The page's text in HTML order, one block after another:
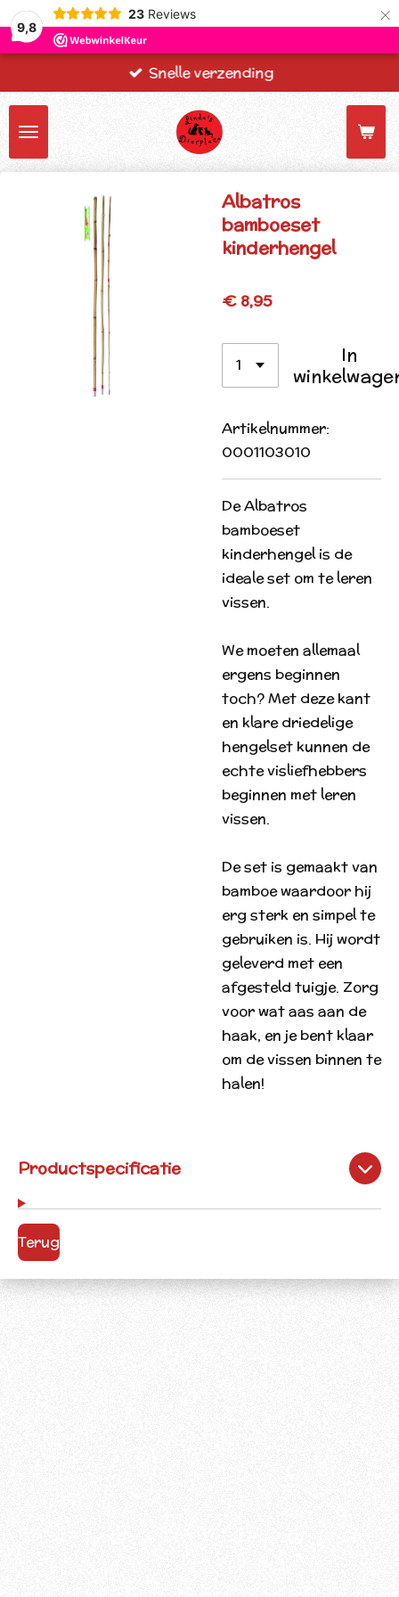
9,8
23 Reviews ×
Snelle verzending
Albatros
bamboeset
kinderhengel
€ 8,95
In
Artikelnummer:
0001103010
De Albatros
bamboeset
kinderhengel is de
ideale set om te leren
vissen.
We moeten allemaal
ergens beginnen
toch? Met deze kant
en klare driedelige
hengelset kunnen de
echte visliefhebbers
beginnen met leren
vissen.
De set is gemaakt van
bamboe waardoor hij
erg sterk en simpel te
gebruiken is. Hij wordt
geleverd met een
afgesteld tuigje. Zorg
voor wat aas aan de
haak, en je bent klaar
om de vissen binnen te
halen!
Productspecificatie
Terug